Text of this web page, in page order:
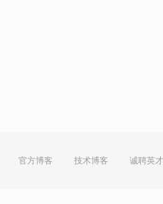
官方博客 技术博客 诚聘英才